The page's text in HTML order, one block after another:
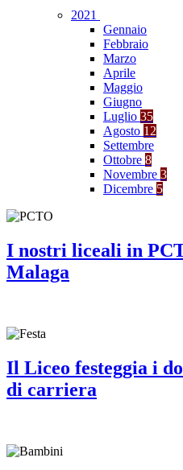
2021
Gennaio
Febbraio
Marzo
Aprile
Maggio
Giugno
Luglio 35
Agosto 12
Settembre
Ottobre 8
Novembre 3
Dicembre 5
I nostri liceali in
Malaga
Il Liceo festeggia i
di carriera